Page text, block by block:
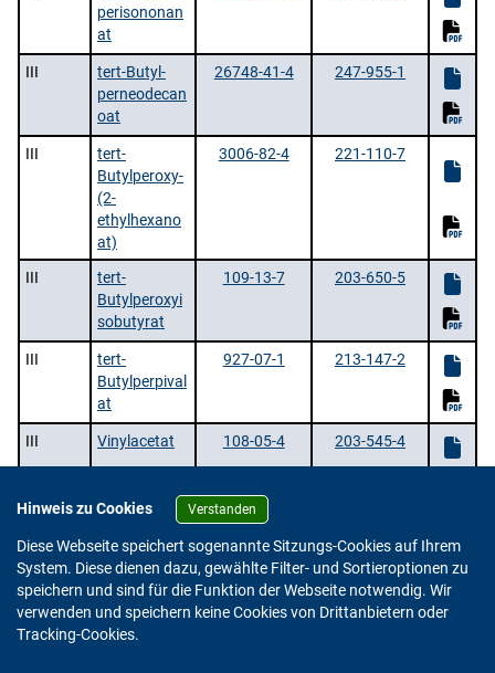
perisononan
at
III
tert-Butyl-
perneodecan
oat
26748-41-4 247-955-1
III
tert-
Butylperoxy-
(2-
ethylhexano
at)
3006-82-4 221-110-7
III
tert-
Butylperoxyi
sobutyrat
109-13-7 203-650-5
III
tert-
Butylperpival
at
927-07-1 213-147-2
III Vinylacetat 108-05-4 203-545-4
Vorherige Seite
Seite.
Hinweis zu Cookies Verstanden
Diese Webseite speichert sogenannte Sitzungs-Cookies auf Ihrem
System. Diese dienen dazu, gewählte Filter- und Sortieroptionen zu
speichern und sind für die Funktion der Webseite notwendig. Wir
verwenden und speichern keine Cookies von Drittanbietern oder
Tracking-Cookies.